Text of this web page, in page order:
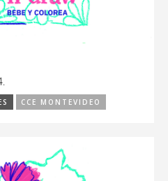
CCE MONTEVIDEO